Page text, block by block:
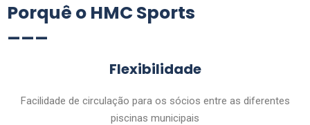
Porquê o HMC Sports
___
Flexibilidade
Facilidade de circulação para os sócios entre as diferentes
piscinas municipais